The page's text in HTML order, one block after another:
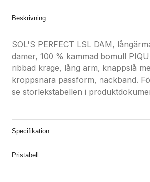
Beskrivning
SOL'S PERFECT LSL DAM,
damer, 100 % kammad bomull
ribbad krage, lång ärm, knappslå
kroppsnära passform, nackband.
se storlekstabellen i
Specifikation
Pristabell